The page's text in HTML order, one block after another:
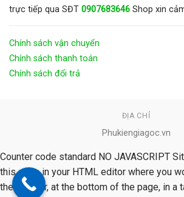
trực tiếp qua SĐT 0907683646 Shop xin
Chính sách vận chuyển
Chính sách thanh toán
Chính sách đổi trả
ĐỊA CHỈ
Phukiengiagoc.vn
Counter code standard NO JAVASCRIPT
this code in your HTML editor where you
the counter, at the bottom of the page, in a